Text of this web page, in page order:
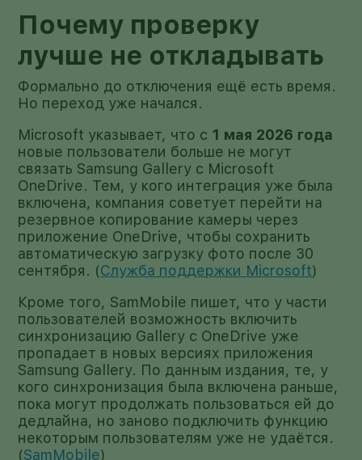
Почему проверку
лучше не откладывать
Формально до отключения ещё есть время.
Но переход уже начался.
Microsoft указывает, что с 1 мая 2026 года
новые пользователи больше не могут
связать Samsung Gallery с Microsoft
OneDrive. Тем, у кого интеграция уже была
включена, компания советует перейти на
резервное копирование камеры через
приложение OneDrive, чтобы сохранить
автоматическую загрузку фото после 30
сентября. (Служба поддержки Microsoft)
Кроме того, SamMobile пишет, что у части
пользователей возможность включить
синхронизацию Gallery с OneDrive уже
пропадает в новых версиях приложения
Samsung Gallery. По данным издания, те, у
кого синхронизация была включена раньше,
пока могут продолжать пользоваться ей до
дедлайна, но заново подключить функцию
некоторым пользователям уже не удаётся.
(SamMobile)